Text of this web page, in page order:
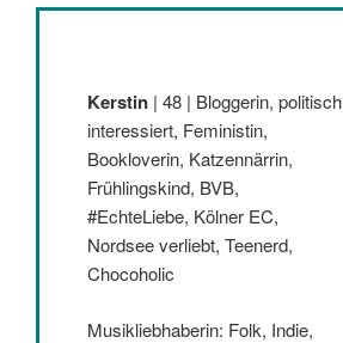
Kerstin | 48 | Bloggerin, politisch
interessiert, Feministin,
Bookloverin, Katzennärrin,
Frühlingskind, BVB,
#EchteLiebe, Kölner EC,
Nordsee verliebt, Teenerd,
Chocoholic
Musikliebhaberin: Folk, Indie,